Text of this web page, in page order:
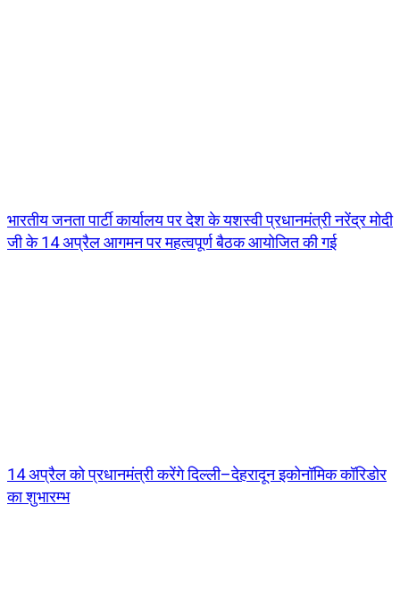
भारतीय जनता पार्टी कार्यालय पर देश के यशस्वी प्रधानमंत्री नरेंद्र मोदी
जी के 14 अप्रैल आगमन पर महत्वपूर्ण बैठक आयोजित की गई
14 अप्रैल को प्रधानमंत्री करेंगे दिल्ली–देहरादून इकोनॉमिक कॉरिडोर
का शुभारम्भ